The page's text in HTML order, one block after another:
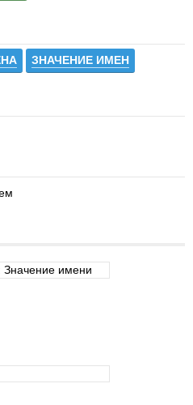
ЗНАЧЕНИЕ ИМЕН